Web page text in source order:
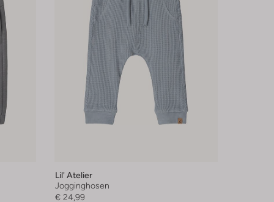
Lil' Atelier
Jogginghosen
€ 24,99